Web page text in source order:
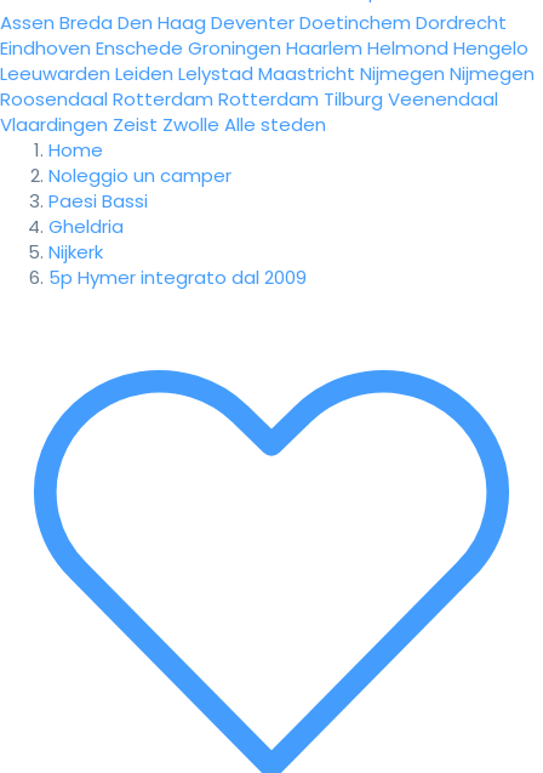
Assen Breda Den Haag DeventerDoetinchem Dordrecht
Eindhoven Enschede Groningen Haarlem Helmond Hengelo
Leeuwarden Leiden Lelystad Maastricht Nijmegen Nijmegen
Roosendaal Rotterdam Rotterdam Tilburg Veenendaal
Vlaardingen Zeist Zwolle Alle steden
Home
Noleggio un camper
Paesi Bassi
Gheldria
Nijkerk
5p Hymer integrato dal 2009